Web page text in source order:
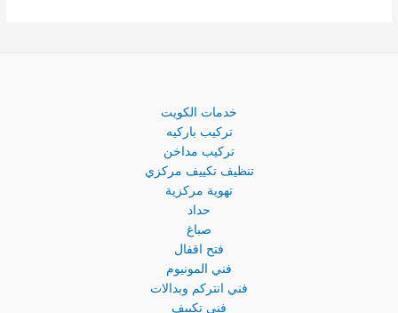
خدمات الكويت
تركيب باركيه
تركيب مداخن
تنظيف تكييف مركزي
تهوية مركزية
حداد
صباغ
فتح اقفال
فني المونيوم
فني انتركم وبدالات
فني تكييف